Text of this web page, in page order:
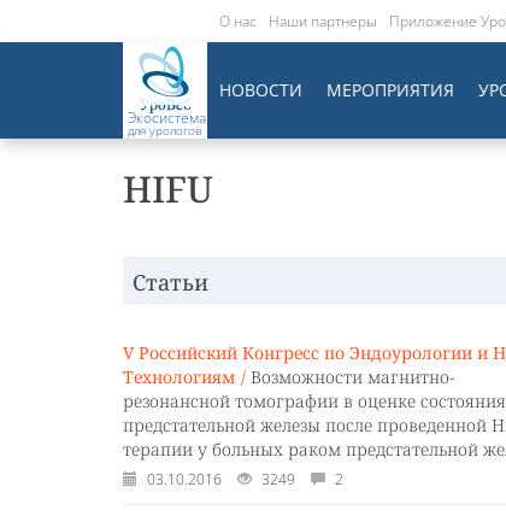
О нас Наши партнеры Приложение
Экосистема
для урологов
НОВОСТИ МЕРОПРИЯТИЯ
HIFU
Статьи
V Российский Конгресс по Эндоурологии и
Технологиям / Возможности магнитно-
резонансной томографии в оценке состояния
предстательной железы после проведенной
терапии у больных раком предстательной
03.10.2016 3249 2